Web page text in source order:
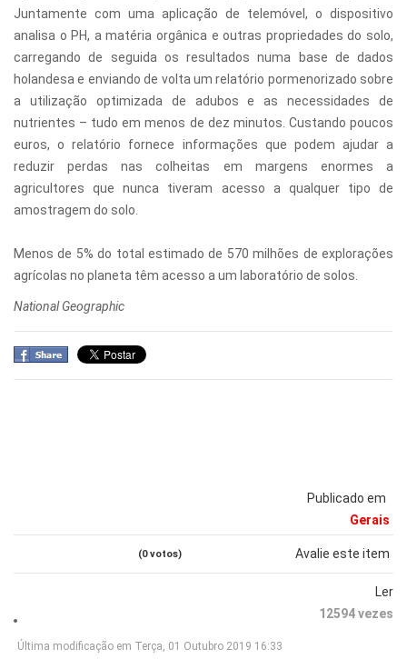
Publicado em
Gerais
Avalie este item
(0 votos)
Ler
12594 vezes
Juntamente com uma aplicação de telemóvel, o dispositivo
analisa o PH, a matéria orgânica e outras propriedades do solo,
carregando de seguida os resultados numa base de dados
holandesa e enviando de volta um relatório pormenorizado sobre
a utilização optimizada de adubos e as necessidades de
nutrientes – tudo em menos de dez minutos. Custando poucos
euros, o relatório fornece informações que podem ajudar a
reduzir perdas nas colheitas em margens enormes a
agricultores que nunca tiveram acesso a qualquer tipo de
amostragem do solo.
Menos de 5% do total estimado de 570 milhões de explorações
agrícolas no planeta têm acesso a um laboratório de solos.
National Geographic
Última modificação em Terça, 01 Outubro 2019 16:33